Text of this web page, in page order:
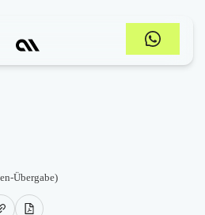
Übergabe)